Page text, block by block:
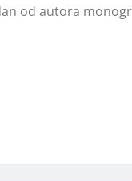
od autora